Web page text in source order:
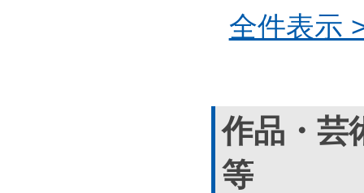
全件表示
作品・芸
等